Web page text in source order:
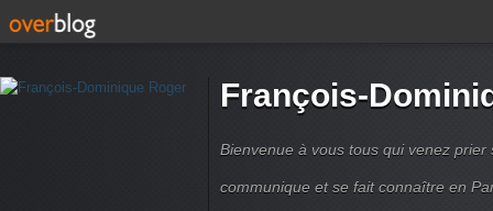
François-
Bienvenue à vous tous qui venez prier
communique et se fait connaître en